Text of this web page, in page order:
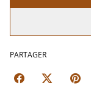
PARTAGER